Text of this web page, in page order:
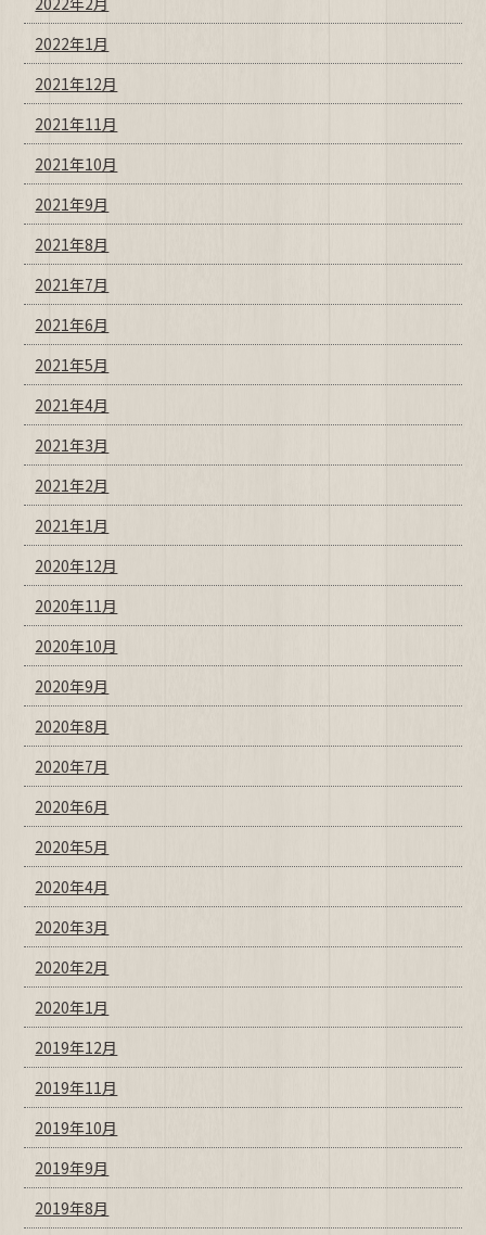
2022年1月
2021年12月
2021年11月
2021年10月
2021年9月
2021年8月
2021年7月
2021年6月
2021年5月
2021年4月
2021年3月
2021年2月
2021年1月
2020年12月
2020年11月
2020年10月
2020年9月
2020年8月
2020年7月
2020年6月
2020年5月
2020年4月
2020年3月
2020年2月
2020年1月
2019年12月
2019年11月
2019年10月
2019年9月
2019年8月